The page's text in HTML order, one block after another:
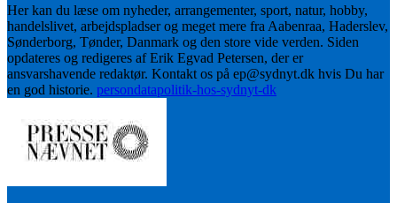
Her kan du læse om nyheder, arrangementer, sport, natur, hobby,
handelslivet, arbejdspladser og meget mere fra Aabenraa, Haderslev,
Sønderborg, Tønder, Danmark og den store vide verden. Siden
opdateres og redigeres af Erik Egvad Petersen, der er
ansvarshavende redaktør. Kontakt os på ep@sydnyt.dk hvis Du har
en god historie. persondatapolitik-hos-sydnyt-dk